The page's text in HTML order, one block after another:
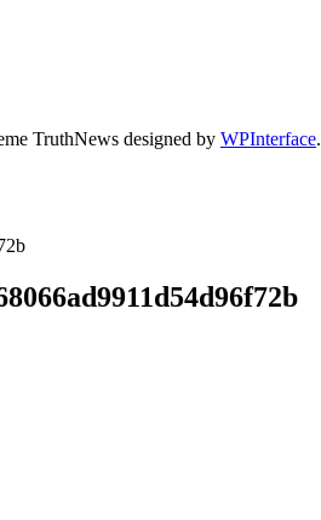
TruthNews designed by WPInterface.